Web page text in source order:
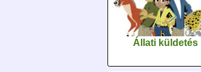
Állati küldetés